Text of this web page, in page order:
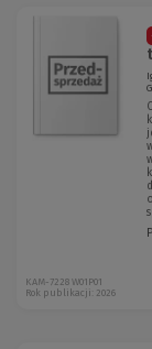
KAM-7228 W01P01
Rok publikacji: 2026